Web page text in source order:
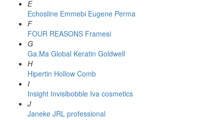
E
Echosline Emmebi Eugene Perma
F
FOUR REASONS Framesi
G
Ga.Ma Global Keratin Goldwell
H
Hipertin Hollow Comb
I
Insight Invisibobble Iva cosmetics
J
Janeke JRL professional